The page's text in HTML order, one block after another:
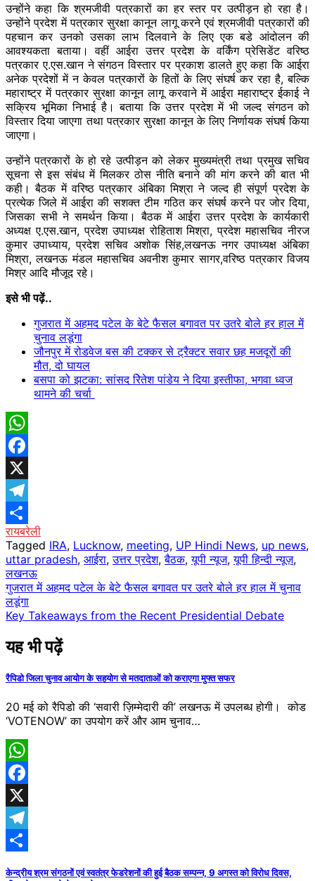
उन्होंने कहा कि श्रमजीवी पत्रकारों का हर स्तर पर उत्पीड़न हो रहा है।
उन्होंने प्रदेश में पत्रकार सुरक्षा कानून लागू करने एवं श्रमजीवी पत्रकारों की
पहचान कर उनको उसका लाभ दिलवाने के लिए एक बडे आंदोलन की
आवश्यकता बताया। वहीं आईरा उत्तर प्रदेश के वर्किंग प्रेसिडेंट वरिष्ठ
पत्रकार ए.एस.खान ने संगठन विस्तार पर प्रकाश डालते हुए कहा कि आईरा
अनेक प्रदेशों में न केवल पत्रकारों के हितों के लिए संघर्ष कर रहा है, बल्कि
महाराष्ट्र में पत्रकार सुरक्षा कानून लागू करवाने में आईरा महाराष्ट्र ईकाई ने
सक्रिय भूमिका निभाई है। बताया कि उत्तर प्रदेश में भी जल्द संगठन को
विस्तार दिया जाएगा तथा पत्रकार सुरक्षा कानून के लिए निर्णायक संघर्ष किया
जाएगा।
उन्होंने पत्रकारों के हो रहे उत्पीड़न को लेकर मुख्यमंत्री तथा प्रमुख सचिव
सूचना से इस संबंध में मिलकर ठोस नीति बनाने की मांग करने की बात भी
कही। बैठक में वरिष्ठ पत्रकार अंबिका मिश्रा ने जल्द ही संपूर्ण प्रदेश के
प्रत्येक जिले में आईरा की सशक्त टीम गठित कर संघर्ष करने पर जोर दिया,
जिसका सभी ने समर्थन किया। बैठक में आईरा उत्तर प्रदेश के कार्यकारी
अध्यक्ष ए.एस.खान, प्रदेश उपाध्यक्ष रोहिताश मिश्रा, प्रदेश महासचिव नीरज
कुमार उपाध्याय, प्रदेश सचिव अशोक सिंह,लखनऊ नगर उपाध्यक्ष अंबिका
मिश्रा, लखनऊ मंडल महासचिव अवनीश कुमार सागर,वरिष्ठ पत्रकार विजय
मिश्र आदि मौजूद रहे।
इसे भी पढ़ें..
गुजरात में अहमद पटेल के बेटे फैसल बगावत पर उतरे बोले हर हाल में
चुनाव लडूंगा
जौनपुर में रोडवेज बस की टक्कर से ट्रैक्टर सवार छह मजदूरों की
मौत, दो घायल
बसपा को झटका: सांसद रिेतेश पांडेय ने दिया इस्तीफा, भगवा ध्वज
थामने की चर्चा
WhatsApp
Facebook
X
Telegram
Share
रायबरेली
Tagged IRA, Lucknow, meeting, UP Hindi News, up news,
uttar pradesh, आईरा,उत्तर प्रदेश,बैठक,यूपी न्यूज,यूपी हिन्दी न्यूज़,
लखनऊ
Post
navigation
गुजरात में अहमद पटेल के बेटे फैसल बगावत पर उतरे बोले हर हाल में चुनाव
लडूंगा
Key Takeaways from the Recent Presidential Debate
यह भी पढ़ें
रैपिडो जिला चुनाव आयोग के सहयोग से मतदाताओं को कराएगा मुफ्त सफर
20 मई को रैपिडो की ‘सवारी ज़िम्मेदारी की’ लखनऊ में उपलब्ध होगी। कोड
‘VOTENOW’ का उपयोग करें और आम चुनाव…
WhatsApp
Facebook
X
Telegram
केन्द्रीय श्रम संगठनों एवं स्वतंत्र फेडरेशनों की हुई बैठक सम्पन्न, 9 अगस्त को विरोध दिवस,